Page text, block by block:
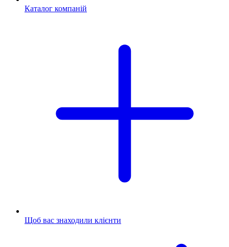
Каталог компаній
Щоб вас знаходили клієнти